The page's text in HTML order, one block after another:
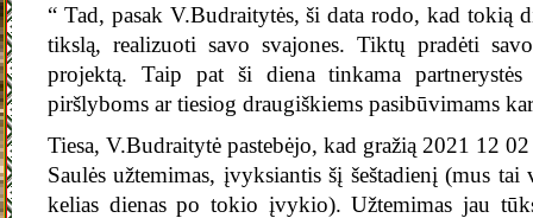
“ Tad, pasak V.Budraitytės, ši data rodo, kad tokią
tikslą, realizuoti savo svajones. Tiktų pradėti
projektą. Taip pat ši diena tinkama
piršlyboms ar tiesiog draugiškiems pasibūvimams
Tiesa, V.Budraitytė pastebėjo, kad gražią 2021 12
Saulės užtemimas, įvyksiantis šį šeštadienį (mus
kelias dienas po tokio įvykio). Užtemimas jau